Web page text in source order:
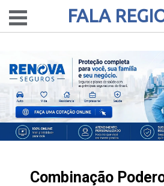
FALA
Combinação